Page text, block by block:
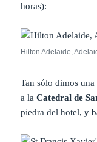
horas):
Hilton Adelaide,
Tan sólo dimos
a laCatedral de
piedra del hotel, y